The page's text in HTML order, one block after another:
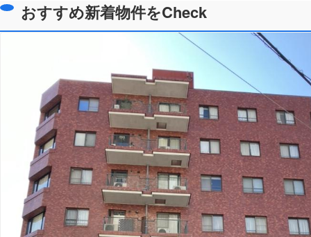
おすすめ新着物件をCheck